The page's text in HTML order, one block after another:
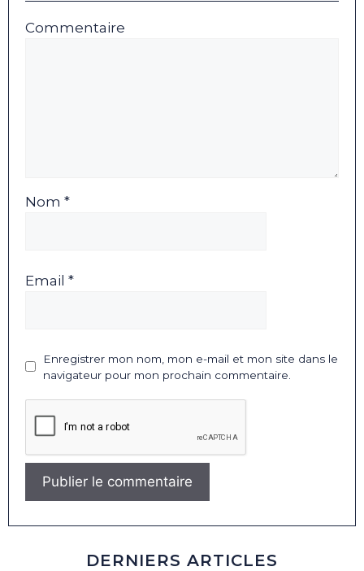
Commentaire
Nom *
Email *
Enregistrer mon nom, mon e-mail et mon site dans le
navigateur pour mon prochain commentaire.
DERNIERS ARTICLES